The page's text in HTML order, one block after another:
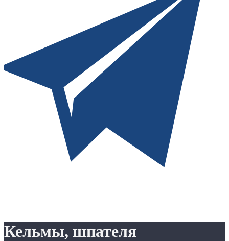
Кельмы, шпателя